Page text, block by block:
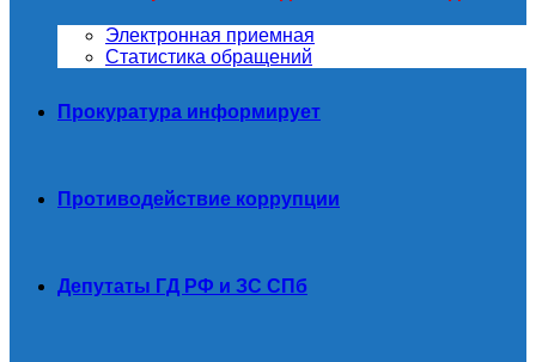
Электронная приемная
Статистика обращений
Прокуратура информирует
Противодействие коррупции
Депутаты ГД РФ и ЗС СПб